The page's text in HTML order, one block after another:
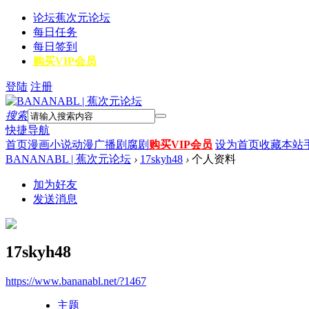
论坛蕉次元论坛
每日任务
每日签到
购买VIP会员
登陆 注册
搜索
快捷导航
首页漫画小说动漫广播剧 腐剧 购买VIP会员 设为首页收藏本站
BANANABL | 蕉次元论坛 › 17skyh48 › 个人资料
加为好友
发送消息
17skyh48
https://www.bananabl.net/?1467
主题